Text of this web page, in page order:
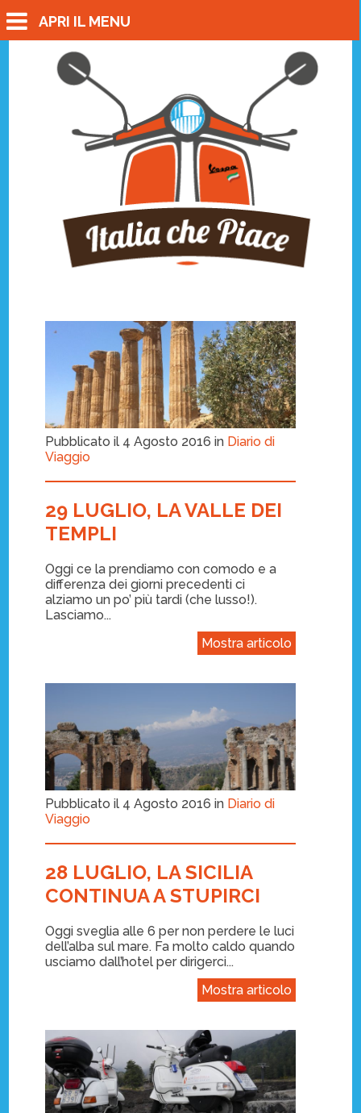
APRI IL MENU
Pubblicato il 4 Agosto 2016 in Diario di
Viaggio
29 LUGLIO, LA VALLE DEI
TEMPLI
Oggi ce la prendiamo con comodo e a
differenza dei giorni precedenti ci
alziamo un po’ più tardi (che lusso!).
Lasciamo...
Mostra articolo
Pubblicato il 4 Agosto 2016 in Diario di
Viaggio
28 LUGLIO, LA SICILIA
CONTINUA A STUPIRCI
Oggi sveglia alle 6 per non perdere le luci
dell’alba sul mare. Fa molto caldo quando
usciamo dall’hotel per dirigerci...
Mostra articolo